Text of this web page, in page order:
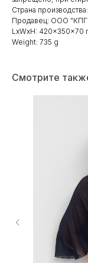
Страна
Продавец: ООО
LxWxH: 420x350x70
Weight: 735 g
Смотрите